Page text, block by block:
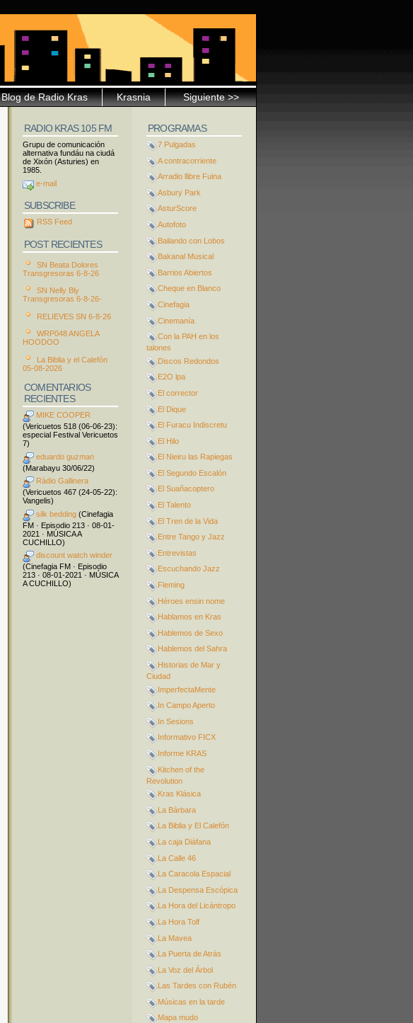
Siguiente >>
Krasnia
Blog de Radio Kras
PROGRAMAS
7 Pulgadas
A contracorriente
Arradio llibre Fuina
Asbury Park
AsturScore
Autofoto
Bailando con Lobos
Bakanal Musical
Barrios Abiertos
Cheque en Blanco
Cinefagia
Cinemanía
Con la PAH en los
talones
Discos Redondos
E2O lpa
El corrector
El Dique
El Furacu Indiscretu
El Hilo
El Nieiru las Rapiegas
El Segundo Escalón
El Suañacoptero
El Talento
El Tren de la Vida
Entre Tango y Jazz
Entrevistas
Escuchando Jazz
Fleming
Héroes ensin nome
Hablamos en Kras
Hablemos de Sexo
Hablemos del Sahra
Historias de Mar y
Ciudad
ImperfectaMente
In Campo Aperto
In Sesions
Informativo FICX
Informe KRAS
Kitchen of the
Revolution
Kras Klásica
La Bárbara
La Biblia y El Calefón
La caja Diáfana
La Calle 46
La Caracola Espacial
La Despensa Escópica
La Hora del Licántropo
La Hora Tolf
La Mavea
La Puerta de Atrás
La Voz del Árbol
Las Tardes con Rubén
Músicas en la tarde
Mapa mudo
RADIO KRAS 105 FM
Grupu de comunicación
alternativa fundáu na ciudá
de Xixón (Asturies) en
1985.
e-mail
SUBSCRIBE
RSS Feed
POST RECIENTES
SN Beata Dolores
Transgresoras 6-8-26
SN Nelly Bly
Transgresoras 6-8-26-
RELIEVES SN 6-8-26
WRP048 ANGELA
HOODOO
La Biblia y el Calefón
05-08-2026
COMENTARIOS
RECIENTES
MIKE COOPER
(Vericuetos 518 (06-06-23):
especial Festival Vericuetos
7)
eduardo guzman
(Marabayu 30/06/22)
Ràdio Gallinera
(Vericuetos 467 (24-05-22):
Vangelis)
silk bedding (Cinefagia
FM · Episodio 213 · 08-01-
2021 · MÚSICA A
CUCHILLO)
discount watch winder
(Cinefagia FM · Episodio
213 · 08-01-2021 · MÚSICA
A CUCHILLO)